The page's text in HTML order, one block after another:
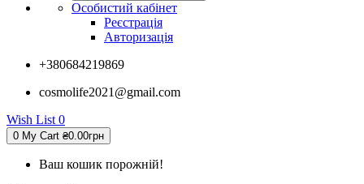
Особистий кабінет
Реєстрація
Авторизація
+380684219869
cosmolife2021@gmail.com
Wish List 0
0 My Cart ₴0.00грн
Ваш кошик порожній!